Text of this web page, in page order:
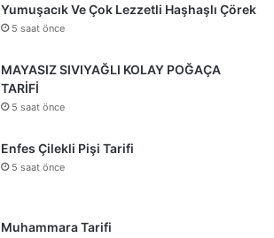
Yumuşacık Ve Çok Lezzetli Haşhaşlı Çörek
5 saat önce
MAYASIZ SIVIYAĞLI KOLAY POĞAÇA
TARİFİ
5 saat önce
Enfes Çilekli Pişi Tarifi
5 saat önce
Muhammara Tarifi